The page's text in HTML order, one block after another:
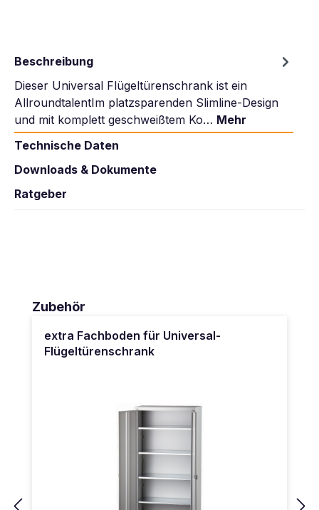
Beschreibung
Dieser Universal Flügeltürenschrank ist ein
AllroundtalentIm platzsparenden Slimline-Design
und mit komplett geschweißtem Ko… Mehr
Technische Daten
Downloads & Dokumente
Ratgeber
Produktgalerie überspringen
Zubehör
extra Fachboden für Universal-
Flügeltürenschrank